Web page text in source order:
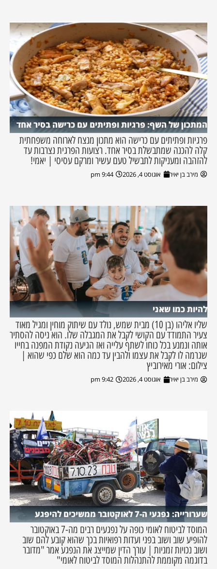
המתכון של השף: פרגיות ופתיתים עם כרישה בסיר אחד
פרגיות ופתיתים עם כרישה הוא מתכון מנצח לארוחה משפחתית
קלה להכנה שמתבשלת בסיר אחד. רצועות הפרגית נצרבות עד
להזהבה ומעניקות לתבשיל טעם עשיר ומרקם עסיסי | יאמי!
מירב בן יאיר אוגוסט 4, 2026 9:44 pm
להיות כמו שאני
שליו אליהו (בן 10) מבית שמש, נולד עם שיתוק מוחין ומגיל מאוד
צעיר התמודד עם הקושי לקבל את המגבלה שלו. הוא ניסה להסתיר
אותה ונמנע בכל כוחו לשתף עלייה ואז הגיעה נקודת המפנה בחייו
שגרמה לו לקבל את עצמו ולהבין עד כמה הוא שלם כפי שהוא |
צילום: אורי מאירוביץ
מירב בן יאיר אוגוסט 4, 2026 9:42 pm
שערורייה: נפגעי ה-7 לאוקטובר ממשיכים להיפגע
המוסד לביטוח לאומי כופה על נפגעים רבים מה-7 באוקטובר
להופיע שוב ושוב בפני ועדות רפואיות בכך שהוא קובע להם שוב
ושוב נכויות זמניות | עורך הדין שמייצג את הנפגע אמר "מדובר
בדוגמה מקוממת להתנהלות המוסד לביטוח לאומי"